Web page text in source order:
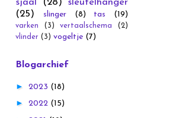
sjaal (28)
sleutelhanger
(25)
slinger (8) tas (19)
varken (3) vertaalschema
(2)
vlinder (3) vogeltje (7)
Blogarchief
► 2023 (18)
► 2022 (15)